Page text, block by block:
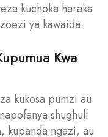
kuchoka haraka
ya kawaida.
Kwa
kukosa pumzi au
shughuli
kupanda ngazi, au